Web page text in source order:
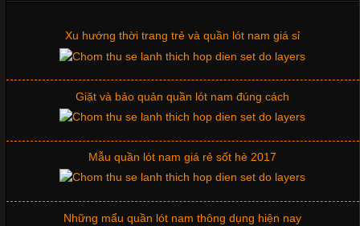
Cập nhật 2026-07-07 15:54:44
Trong lĩnh vực may mặc, chất liệu vải luôn là yếu tố quyết định
đến chất lượng sản phẩm và mức độ hài lòng của khách hàng.
Đối với những đơn vị kinh doanh áo thun đồng phục hay đồ lót
nam, việc lựa chọn đúng loại vải sẽ giúp nâng cao giá trị sản
phẩm, giảm tỷ lệ hàng lỗi và
Giặt và bảo quản quần lót nam đúng cách